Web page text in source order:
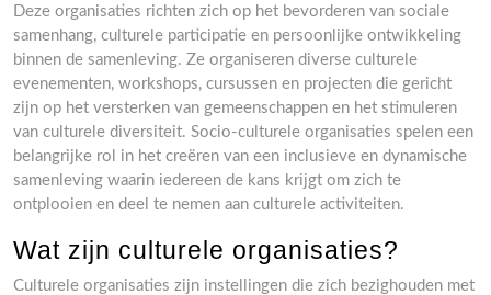
Deze organisaties richten zich op het bevorderen van sociale
samenhang, culturele participatie en persoonlijke ontwikkeling
binnen de samenleving. Ze organiseren diverse culturele
evenementen, workshops, cursussen en projecten die gericht
zijn op het versterken van gemeenschappen en het stimuleren
van culturele diversiteit. Socio-culturele organisaties spelen een
belangrijke rol in het creëren van een inclusieve en dynamische
samenleving waarin iedereen de kans krijgt om zich te
ontplooien en deel te nemen aan culturele activiteiten.
Wat zijn culturele organisaties?
Culturele organisaties zijn instellingen die zich bezighouden met